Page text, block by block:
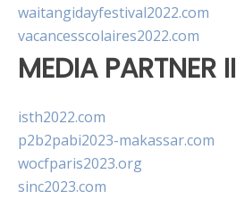
waitangidayfestival2022.com
vacancesscolaires2022.com
MEDIA PARTNER II
isth2022.com
p2b2pabi2023-makassar.com
wocfparis2023.org
sinc2023.com